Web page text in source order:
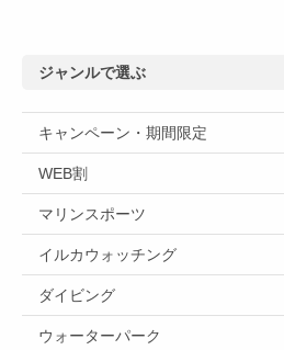
ジャンルで選ぶ
キャンペーン・期間限定
WEB割
マリンスポーツ
イルカウォッチング
ダイビング
ウォーターパーク